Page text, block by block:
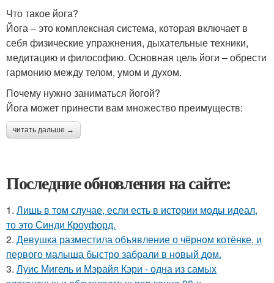
Что такое йога?
Йога – это комплексная система, которая включает в
себя физические упражнения, дыхательные техники,
медитацию и философию. Основная цель йоги – обрести
гармонию между телом, умом и духом.
Почему нужно заниматься йогой?
Йога может принести вам множество преимуществ:
читать дальше →
Последние обновления на сайте:
1. Лишь в том случае, если есть в истории моды идеал,
то это Синди Кроуфорд.
2. Девушка разместила объявление о чёрном котёнке, и
первого малыша быстро забрали в новый дом.
3. Луис Мигель и Мэрайя Кэри - одна из самых